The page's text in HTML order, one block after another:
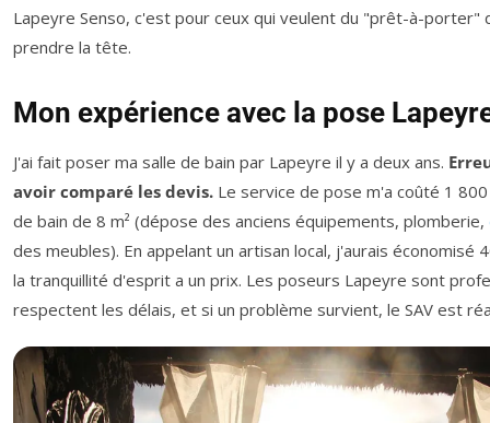
Lapeyre Senso, c'est pour ceux qui veulent du "prêt-à-porter"
prendre la tête.
Mon expérience avec la pose
J'ai fait poser ma salle de bain par Lapeyre il y a deux ans.
avoir comparé les devis. Le service de pose m'a coûté 1
de bain de 8 m² (dépose des anciens équipements, plomberie,
des meubles). En appelant un artisan local, j'aurais économisé
la tranquillité d'esprit a un prix. Les poseurs Lapeyre sont
respectent les délais, et si un problème survient, le SAV est